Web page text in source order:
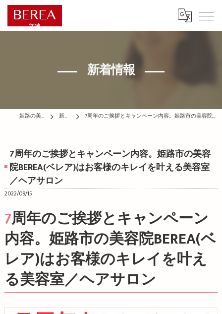
新着情報
姫路の美容院はBEREA 新着情報 7周年のご挨拶とキャンペーン内容。姫路市の美容院BEREA(ベレア)はお客様のキレイを叶える美容室／ヘアサロン
7周年のご挨拶とキャンペーン内容。姫路市の美容
院BEREA(ベレア)はお客様のキレイを叶える美容室
／ヘアサロン
2022/09/15
7周年のご挨拶とキャンペーン
内容。姫路市の美容院BEREA(ベ
レア)はお客様のキレイを叶え
る美容室／ヘアサロン